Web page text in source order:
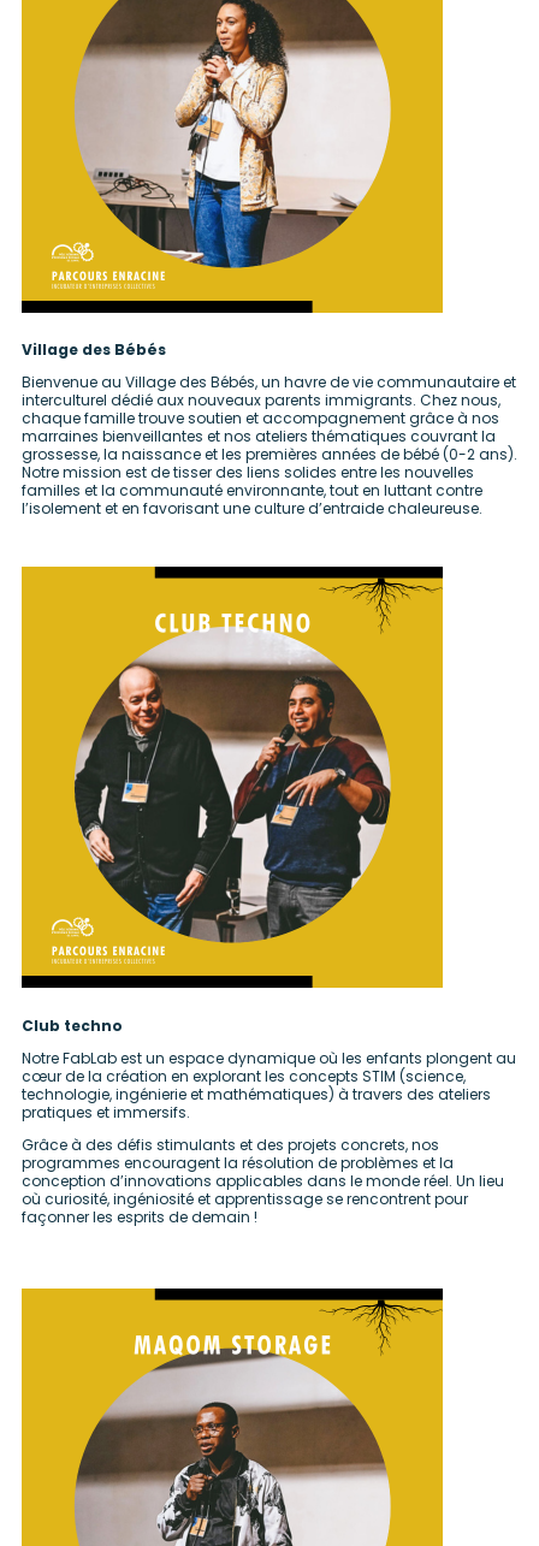
Village des Bébés
Bienvenue au Village des Bébés, un havre de vie communautaire et
interculturel dédié aux nouveaux parents immigrants. Chez nous,
chaque famille trouve soutien et accompagnement grâce à nos
marraines bienveillantes et nos ateliers thématiques couvrant la
grossesse, la naissance et les premières années de bébé (0-2 ans).
Notre mission est de tisser des liens solides entre les nouvelles
familles et la communauté environnante, tout en luttant contre
l’isolement et en favorisant une culture d’entraide chaleureuse.
Club techno
Notre FabLab est un espace dynamique où les enfants plongent au
cœur de la création en explorant les concepts STIM (science,
technologie, ingénierie et mathématiques) à travers des ateliers
pratiques et immersifs.
Grâce à des défis stimulants et des projets concrets, nos
programmes encouragent la résolution de problèmes et la
conception d’innovations applicables dans le monde réel. Un lieu
où curiosité, ingéniosité et apprentissage se rencontrent pour
façonner les esprits de demain !